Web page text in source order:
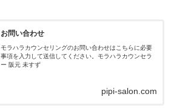
お問い合わせ
モラハラカウンセリングのお問い合わせはこちらに必要
事項を入力して送信してください。モラハラカウンセラ
ー 阪元 未すず
pipi-salon.com